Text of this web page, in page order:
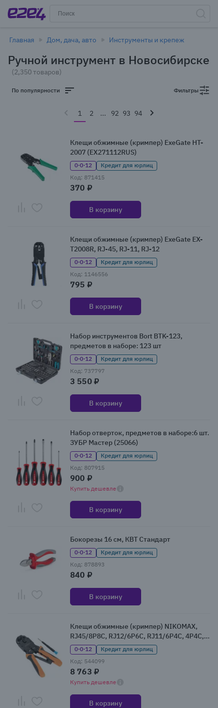
Главная Дом, дача, авто Инструменты и крепеж
Ручной инструмент в Новосибирске
(2,350 товаров)
По популярности Фильтры
1 2 ... 92 93 94
Клещи обжимные (кримпер) ExeGate HT-
2007 (EX271112RUS)
0·0·12
Кредит для юрлиц
Код: 871415
370 ₽
В корзину
Клещи обжимные (кримпер) ExeGate EX-
T2008R, RJ-45, RJ-11, RJ-12
0·0·12
Кредит для юрлиц
Код: 1146556
795 ₽
В корзину
Набор инструментов Bort BTK-123,
предметов в наборе: 123 шт
0·0·12
Кредит для юрлиц
Код: 737797
3 550 ₽
В корзину
Набор отверток, предметов в наборе:6 шт.
ЗУБР Мастер (25066)
0·0·12
Кредит для юрлиц
Код: 807915
900 ₽
Купить дешевле
В корзину
Бокорезы 16 см, КВТ Стандарт
0·0·12
Кредит для юрлиц
Код: 878893
840 ₽
В корзину
Клещи обжимные (кримпер) NIKOMAX,
RJ45/8P8C, RJ12/6P6C, RJ11/6P4C, 4P4C,
4P2C
0·0·12
Кредит для юрлиц
Код: 544099
8 763 ₽
Купить дешевле
В корзину